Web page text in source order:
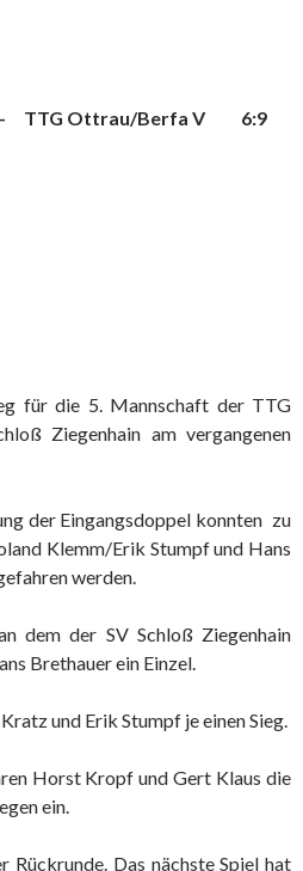
– TTG Ottrau/Berfa V 6:9
für die 5. Mannschaft der TTG
Ziegenhain am vergangenen
der Eingangsdoppel konnten zu
Klemm/Erik Stumpf und Hans
werden.
dem der SV Schloß Ziegenhain
Brethauer ein Einzel.
und Erik Stumpf je einen Sieg.
Horst Kropf und Gert Klaus die
ein.
Rückrunde. Das nächste Spiel hat